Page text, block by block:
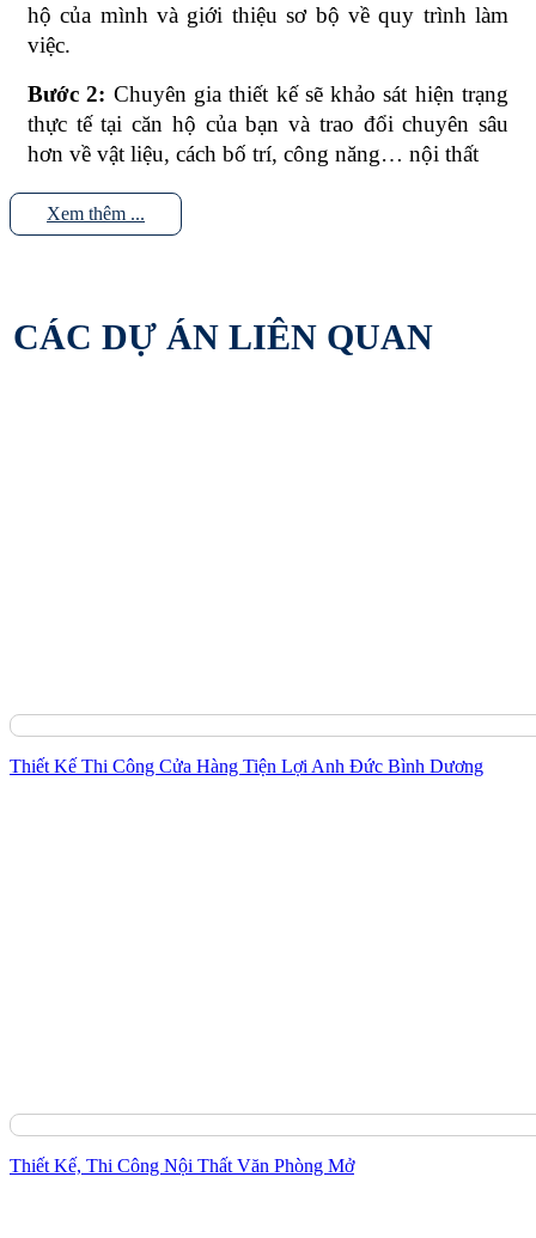
hộ của mình và giới thiệu sơ bộ về quy trình làm
việc.
Bước 2: Chuyên gia thiết kế sẽ khảo sát hiện trạng
thực tế tại căn hộ của bạn và trao đổi chuyên sâu
hơn về vật liệu, cách bố trí, công năng… nội thất
Bước 3:Sau khi tư vấn và thống nhất ý tưởng, hai
bên cùng ký hợp đồng thiết kế và đặt cọc phí để
Bước 4:Bản vẽ 3D hoàn thành sẽ được gửi đến bạn
Xem thêm ...
CÁC DỰ ÁN LIÊN QUAN
Thiết Kế Thi Công Cửa Hàng Tiện Lợi Anh Đức Bình Dương
Thiết Kế, Thi Công Nội Thất Văn Phòng Mở